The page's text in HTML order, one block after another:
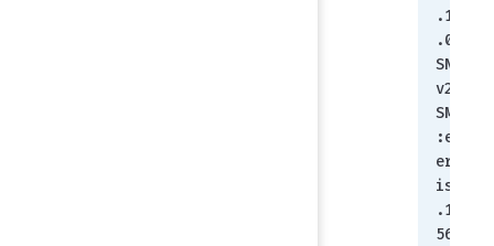
.1.1
.0
SNMP
v2-
SMI:
:ent
erpr
ises
.123
56.1